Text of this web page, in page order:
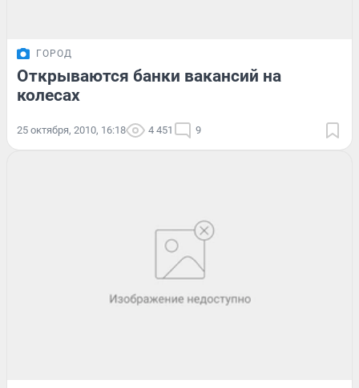
ГОРОД
Открываются банки вакансий на
колесах
25 октября, 2010, 16:18 4 451 9